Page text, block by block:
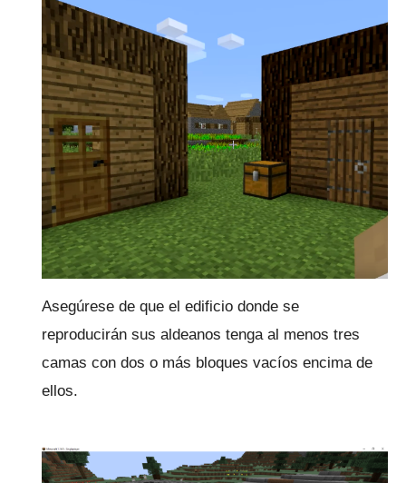
Asegúrese de que el edificio donde se
reproducirán sus aldeanos tenga al menos tres
camas con dos o más bloques vacíos encima de
ellos.